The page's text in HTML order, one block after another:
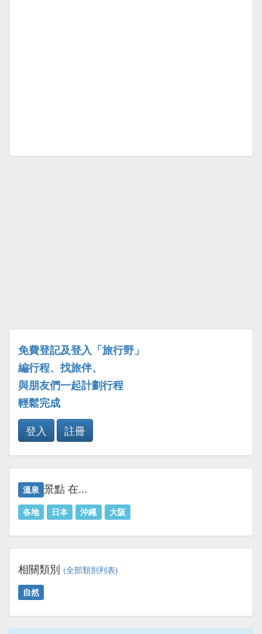
免費登記及登入「旅行野」
編行程、找旅伴、
與朋友們一起計劃行程
輕鬆完成
登入
註冊
溫泉 景點 在...
各地 日本 沖繩 大阪
相關類別 (全部類別列表)
自然